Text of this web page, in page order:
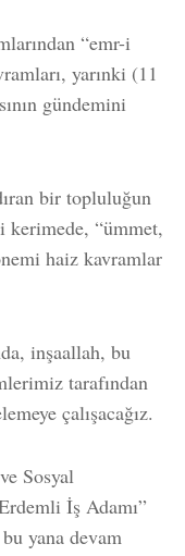
“emr-i
yarınki (11
gündemini
bir topluluğun
kerimede, “ümmet,
haiz kavramlar
inşaallah, bu
tarafından
çalışacağız.
Sosyal
İş Adamı”
yana devam